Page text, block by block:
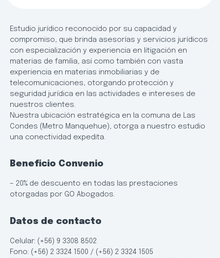
Estudio jurídico reconocido por su capacidad y
compromiso, que brinda asesorías y servicios jurídicos
con especialización y experiencia en litigación en
materias de familia, así como también con vasta
experiencia en materias inmobiliarias y de
telecomunicaciones, otorgando protección y
seguridad jurídica en las actividades e intereses de
nuestros clientes.
Nuestra ubicación estratégica en la comuna de Las
Condes (Metro Manquehue), otorga a nuestro estudio
una conectividad expedita.
Beneficio Convenio
– 20% de descuento en todas las prestaciones
otorgadas por GO Abogados.
Datos de contacto
Celular: (+56) 9 3308 8502
Fono: (+56) 2 3324 1500 / (+56) 2 3324 1505